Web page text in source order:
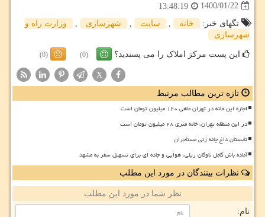
1400/01/22
13:48:19
تگهای خبر:
خانه , سایت , شهرسازی ,
وزارت راه و
شهرسازی
این پست مرکز املاک را می پسندید؟ (0)
(0)
X
تازه ترین مطالب مرتبط
اجاره این خانه در تهران ماهی ۱۲۰ میلیون تومان است
در این منطقه تهران، خانه متری ۲۸ میلیون تومان است
تابستان داغ چانه زنی مستأجران
آماده باش کامل ناوگان ریلی، هوایی و جاده ای برای تسهیل سفر به مشهد
نظرات بینندگان در مورد این مطلب
نظر شما در مورد این مطلب
نام: